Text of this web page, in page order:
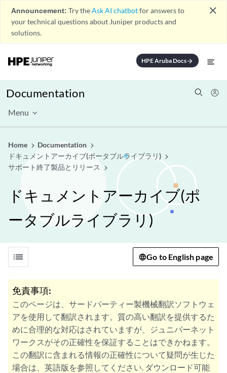
Announcement: Try theAsk AI chatbotfor answers to
your technical questions about Juniper products and
solutions.
close
HPE Aruba Docsarrow_forward
Documentation
Menu
Home
Documentation
ドキュメントアーカイブ(ポータブルライブラリ)
サポート終了製品とリリース
ドキュメントアーカイブ(ポ
ータブルライブラリ)
list Go to English page
免責事項:
このページは、サードパーティー製機械翻訳ソフトウェ
アを使用して翻訳されます。質の高い翻訳を提供するた
めに合理的な対応はされていますが、ジュニパーネット
ワークスがその正確性を保証することはできかねます。
この翻訳に含まれる情報の正確性について疑問が生じた
場合は、英語版を参照してください. ダウンロード可能